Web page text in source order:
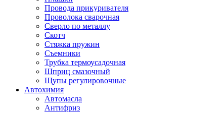
Провода прикуривателя
Проволока сварочная
Сверло по металлу
Скотч
Стяжка пружин
Съемники
Трубка термоусадочная
Шприц смазочный
Щупы регулировочные
Автохимия
Автомасла
Антифриз